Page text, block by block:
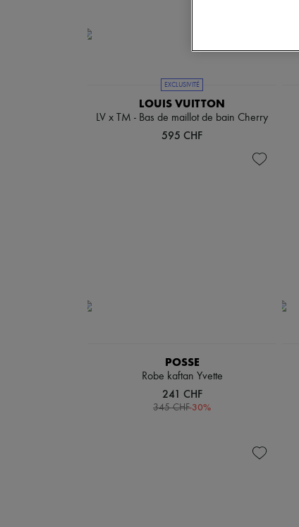
EXCLUSIVITÉ
LOUIS VUITTON
LV x TM - Bas de maillot de bain Cherry
595 CHF
POSSE
Robe kaftan Yvette
241 CHF
345 CHF-30%